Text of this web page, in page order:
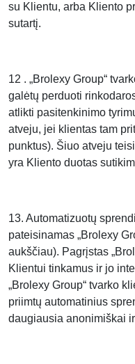
su Klientu, arba Kliento
sutartį.
12 . „Brolexy Group“
galėtų perduoti
atlikti pasitenkinimo
atveju, jei klientas tam
punktus). Šiuo atveju
yra Kliento duotas
13. Automatizuotų
pateisinamas „Brolexy
aukščiau). Pagrįstas
Klientui tinkamus ir jo
„Brolexy Group“ tvarko
priimtų automatinius
daugiausia anonimiškai